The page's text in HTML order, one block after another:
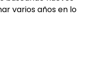
varios años en lo